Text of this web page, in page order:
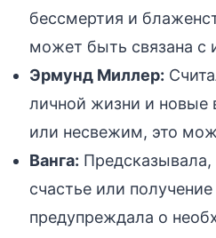
бессмертия и
может быть связана
Эрмунд Миллер:
личной жизни и новые
или несвежим, это
Ванга: Предсказывала,
счастье или
предупреждала о